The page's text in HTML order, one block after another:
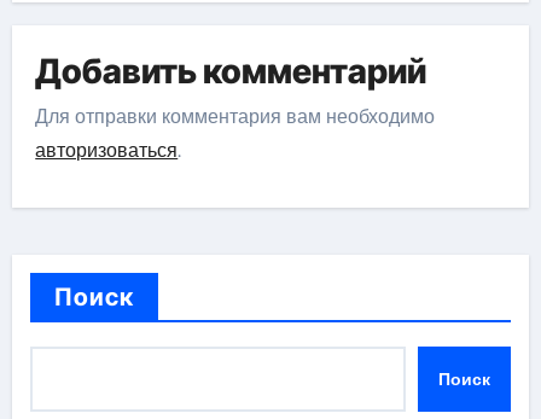
Добавить комментарий
Для отправки комментария вам необходимо
авторизоваться.
Поиск
Поиск